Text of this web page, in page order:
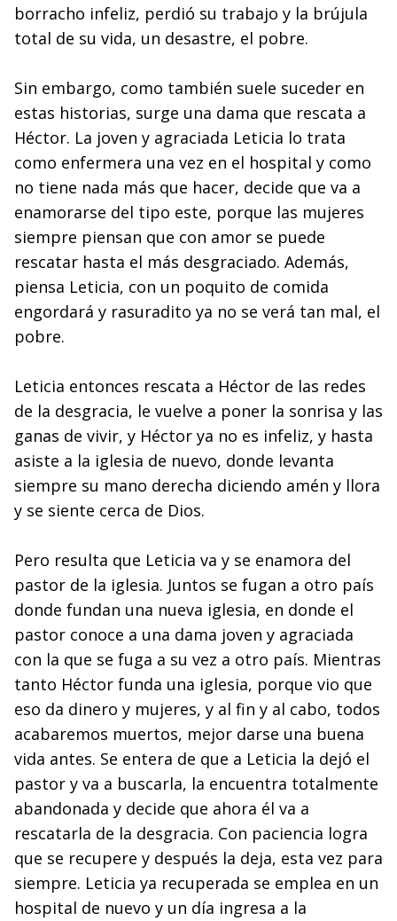
borracho infeliz, perdió su trabajo y la brújula
total de su vida, un desastre, el pobre.
Sin embargo, como también suele suceder en
estas historias, surge una dama que rescata a
Héctor. La joven y agraciada Leticia lo trata
como enfermera una vez en el hospital y como
no tiene nada más que hacer, decide que va a
enamorarse del tipo este, porque las mujeres
siempre piensan que con amor se puede
rescatar hasta el más desgraciado. Además,
piensa Leticia, con un poquito de comida
engordará y rasuradito ya no se verá tan mal, el
pobre.
Leticia entonces rescata a Héctor de las redes
de la desgracia, le vuelve a poner la sonrisa y las
ganas de vivir, y Héctor ya no es infeliz, y hasta
asiste a la iglesia de nuevo, donde levanta
siempre su mano derecha diciendo amén y llora
y se siente cerca de Dios.
Pero resulta que Leticia va y se enamora del
pastor de la iglesia. Juntos se fugan a otro país
donde fundan una nueva iglesia, en donde el
pastor conoce a una dama joven y agraciada
con la que se fuga a su vez a otro país. Mientras
tanto Héctor funda una iglesia, porque vio que
eso da dinero y mujeres, y al fin y al cabo, todos
acabaremos muertos, mejor darse una buena
vida antes. Se entera de que a Leticia la dejó el
pastor y va a buscarla, la encuentra totalmente
abandonada y decide que ahora él va a
rescatarla de la desgracia. Con paciencia logra
que se recupere y después la deja, esta vez para
siempre. Leticia ya recuperada se emplea en un
hospital de nuevo y un día ingresa a la